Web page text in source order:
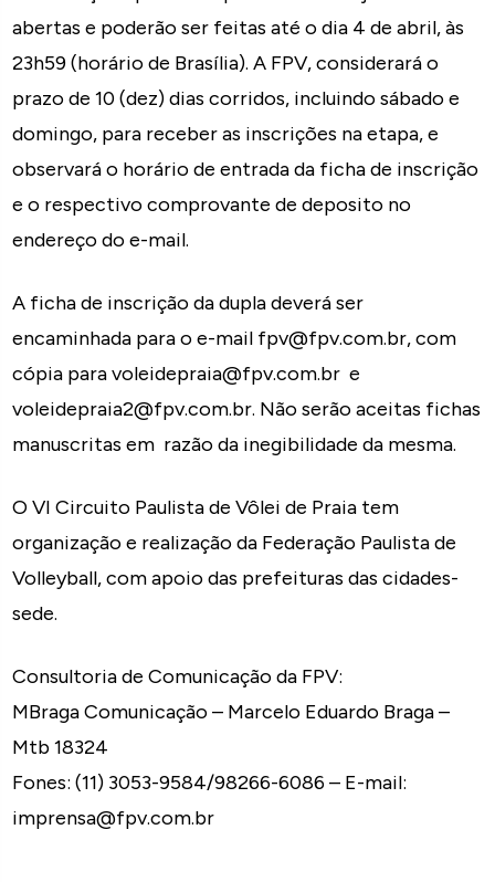
abertas e poderão ser feitas até o dia 4 de abril, às
23h59 (horário de Brasília). A FPV, considerará o
prazo de 10 (dez) dias corridos, incluindo sábado e
domingo, para receber as inscrições na etapa, e
observará o horário de entrada da ficha de inscrição
e o respectivo comprovante de deposito no
endereço do e-mail.
A ficha de inscrição da dupla deverá ser
encaminhada para o e-mail fpv@fpv.com.br, com
cópia para voleidepraia@fpv.com.br e
voleidepraia2@fpv.com.br. Não serão aceitas fichas
manuscritas em razão da inegibilidade da mesma.
O VI Circuito Paulista de Vôlei de Praia tem
organização e realização da Federação Paulista de
Volleyball, com apoio das prefeituras das cidades-
sede.
Consultoria de Comunicação da FPV:
MBraga Comunicação – Marcelo Eduardo Braga –
Mtb 18324
Fones: (11) 3053-9584/98266-6086 – E-mail:
imprensa@fpv.com.br